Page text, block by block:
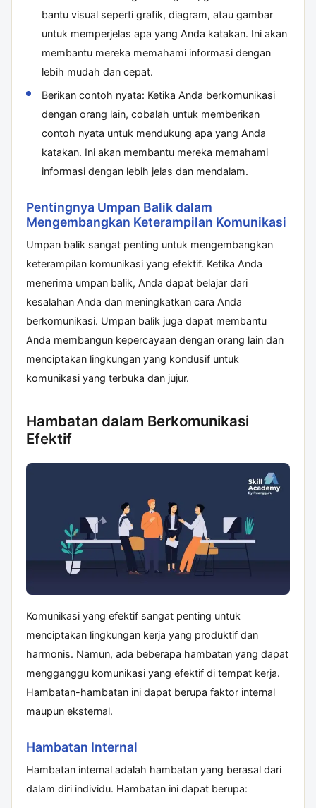
bantu visual seperti grafik, diagram, atau gambar
untuk memperjelas apa yang Anda katakan. Ini akan
membantu mereka memahami informasi dengan
lebih mudah dan cepat.
Berikan contoh nyata: Ketika Anda berkomunikasi
dengan orang lain, cobalah untuk memberikan
contoh nyata untuk mendukung apa yang Anda
katakan. Ini akan membantu mereka memahami
informasi dengan lebih jelas dan mendalam.
Pentingnya Umpan Balik dalam
Mengembangkan Keterampilan Komunikasi
Umpan balik sangat penting untuk mengembangkan
keterampilan komunikasi yang efektif. Ketika Anda
menerima umpan balik, Anda dapat belajar dari
kesalahan Anda dan meningkatkan cara Anda
berkomunikasi. Umpan balik juga dapat membantu
Anda membangun kepercayaan dengan orang lain dan
menciptakan lingkungan yang kondusif untuk
komunikasi yang terbuka dan jujur.
Hambatan dalam Berkomunikasi
Efektif
Komunikasi yang efektif sangat penting untuk
menciptakan lingkungan kerja yang produktif dan
harmonis. Namun, ada beberapa hambatan yang dapat
mengganggu komunikasi yang efektif di tempat kerja.
Hambatan-hambatan ini dapat berupa faktor internal
maupun eksternal.
Hambatan Internal
Hambatan internal adalah hambatan yang berasal dari
dalam diri individu. Hambatan ini dapat berupa: